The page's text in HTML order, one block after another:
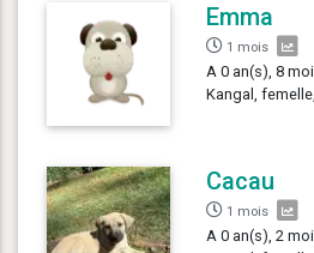
Emma
1 mois
A 0 an(s), 8
Kangal,
Cacau
1 mois
A 0 an(s), 2